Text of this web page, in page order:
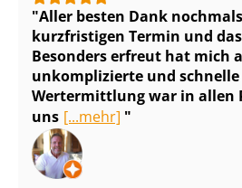
Aller besten Dank
kurzfristigen Termin und
Besonders erfreut hat mich
unkomplizierte und
Wertermittlung war in allen
uns [...mehr]